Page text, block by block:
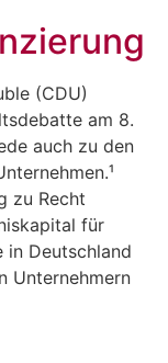
(CDU)
am 8.
auch zu den
zu Recht
für
in Deutschland
Unternehmern